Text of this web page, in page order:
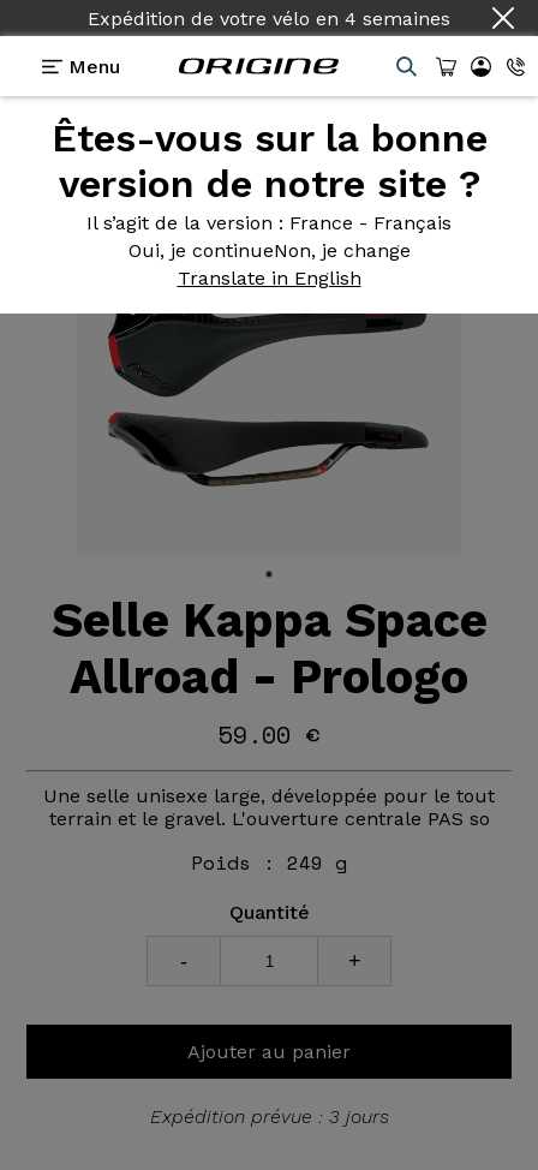
Expédition de votre vélo en 4 semaines
Menu
Êtes-vous sur la bonne
version de notre site ?
Il s’agit de la version : France - Français
Oui, je continueNon, je change
Translate in English
Equipements>Selle > Kappa Space Allroad
Selle Kappa Space
Allroad - Prologo
59.00 €
Une selle unisexe large, développée pour le tout
terrain et le gravel. L'ouverture centrale PAS so
Poids : 249 g
Quantité
- +
Ajouter au panier
Expédition prévue : 3 jours